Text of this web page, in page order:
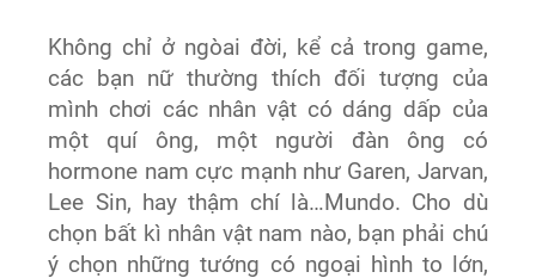
Không chỉ ở ngòai đời, kể cả trong game,
các bạn nữ thường thích đối tượng của
mình chơi các nhân vật có dáng dấp của
một quí ông, một người đàn ông có
hormone nam cực mạnh như Garen, Jarvan,
Lee Sin, hay thậm chí là…Mundo. Cho dù
chọn bất kì nhân vật nam nào, bạn phải chú
ý chọn những tướng có ngoại hình to lớn,